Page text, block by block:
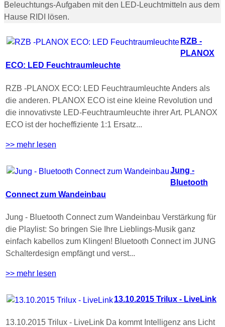
Beleuchtungs-Aufgaben mit den LED-Leuchtmitteln aus dem
Hause RIDI lösen.
RZB -
PLANOX
ECO: LED Feuchtraumleuchte
RZB -PLANOX ECO: LED Feuchtraumleuchte Anders als
die anderen. PLANOX ECO ist eine kleine Revolution und
die innovativste LED-Feuchtraumleuchte ihrer Art. PLANOX
ECO ist der hocheffiziente 1:1 Ersatz...
>> mehr lesen
Jung -
Bluetooth
Connect zum Wandeinbau
Jung - Bluetooth Connect zum Wandeinbau Verstärkung für
die Playlist: So bringen Sie Ihre Lieblings-Musik ganz
einfach kabellos zum Klingen! Bluetooth Connect im JUNG
Schalterdesign empfängt und verst...
>> mehr lesen
13.10.2015 Trilux - LiveLink
13.10.2015 Trilux - LiveLink Da kommt Intelligenz ans Licht